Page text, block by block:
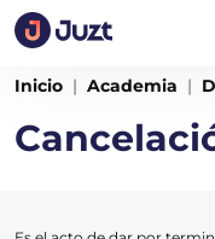
Inicio Academia